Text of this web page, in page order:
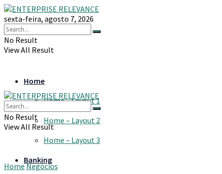
sexta-feira, agosto 7, 2026
No Result
View All Result
Home
Home – Layout 1
Home – Layout 2
Home – Layout 3
Banking
No Result
View All Result
HomeNegócios